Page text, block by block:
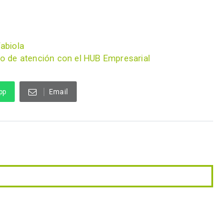
atención con el HUB Empresarial
Email